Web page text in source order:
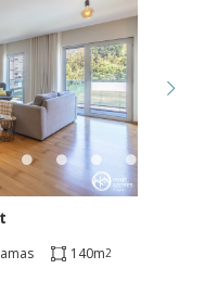
virtual da Home
para o
estar em
coisas novas
posso ajudar? If
in English, just